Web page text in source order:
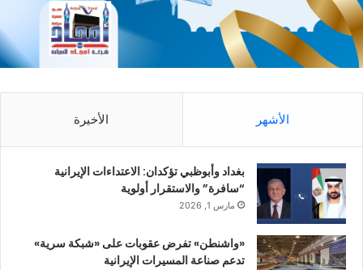
الأشهر الأخيرة
بغداد وأبوظبي تؤكدان: الاعتداءات الإيرانية
“سافرة” والاستقرار أولوية
مارس 1, 2026
«واشنطن» تفرض عقوبات على «شبكة سرية»
تدعم صناعة المسيرات الإيرانية